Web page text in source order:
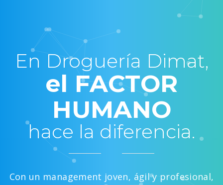
En Droguería Dimat,
el FACTOR
HUMANO
hace la diferencia.
Con un management joven, ágil y profesional,